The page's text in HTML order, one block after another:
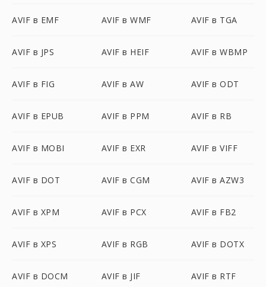
AVIF в EMF AVIF в WMF AVIF в TGA
AVIF в JPS AVIF в HEIF AVIF в WBMP
AVIF в FIG AVIF в AW AVIF в ODT
AVIF в EPUB AVIF в PPM AVIF в RB
AVIF в MOBI AVIF в EXR AVIF в VIFF
AVIF в DOT AVIF в CGM AVIF в AZW3
AVIF в XPM AVIF в PCX AVIF в FB2
AVIF в XPS AVIF в RGB AVIF в DOTX
AVIF в DOCM AVIF в JIF AVIF в RTF